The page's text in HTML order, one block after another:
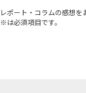
レポート・コラムの感想を
※は必須項目です。